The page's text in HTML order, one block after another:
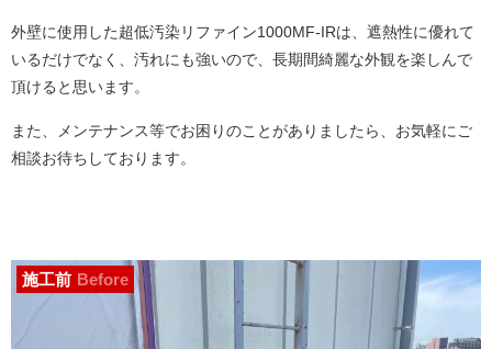
外壁に使用した超低汚染リファイン1000MF-IRは、遮熱性に優れて
いるだけでなく、汚れにも強いので、長期間綺麗な外観を楽しんで
頂けると思います。
また、メンテナンス等でお困りのことがありましたら、お気軽にご
相談お待ちしております。
施工前 Before